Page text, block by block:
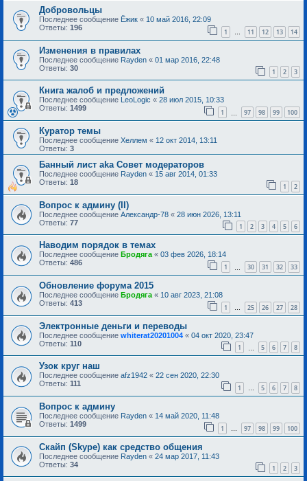
Добровольцы
Последнее сообщение Ёжик « 10 май 2016, 22:09
Ответы: 196 1 … 11 12 13 14
Изменения в правилах
Последнее сообщение Rayden « 01 мар 2016, 22:48
Ответы: 30 1 2 3
Книга жалоб и предложений
Последнее сообщение LeoLogic « 28 июл 2015, 10:33
Ответы: 1499 1 97 98 99 100
Куратор темы
Последнее сообщение Хеллем « 12 окт 2014, 13:11
Ответы: 3
Банный лист aka Совет модераторов
Последнее сообщение Rayden « 15 авг 2014, 01:33
Ответы: 18 1 2
Вопрос к админу (II)
Последнее сообщение Александр-78 « 28 июн 2026, 13:11
Ответы: 77 1 2 3 4 5 6
Наводим порядок в темах
Последнее сообщение Бродяга« 03 фев 2026, 18:14
Ответы: 486 1 30 31 32 33
Обновление форума 2015
Последнее сообщение Бродяга « 10 авг 2023, 21:08
Ответы: 413 1 … 25 26 27 28
Электронные деньги и переводы
Последнее сообщение whiterat20201004 « 04 окт 2020, 23:47
Ответы: 110 1 5 6 7 8
Узок круг наш
Последнее сообщение afz1942 « 22 сен 2020, 22:30
Ответы: 111 1 … 5 6 7 8
Вопрос к админу
Последнее сообщение Rayden « 14 май 2020, 11:48
Ответы: 1499 1 … 97 98 99 100
Скайп (Skype) как средство общения
Последнее сообщение Rayden « 24 мар 2017, 11:43
Ответы: 34 1 2 3